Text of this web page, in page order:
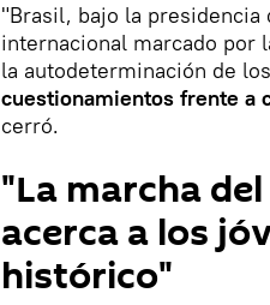
"Brasil, bajo la presidencia
internacional marcado por
la autodeterminación de
cuestionamientos frente a
cerró.
"La marcha
acerca a los
histórico"